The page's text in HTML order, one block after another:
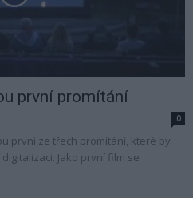
první promítání
0
první ze třech promítání, které by
Jako první film se